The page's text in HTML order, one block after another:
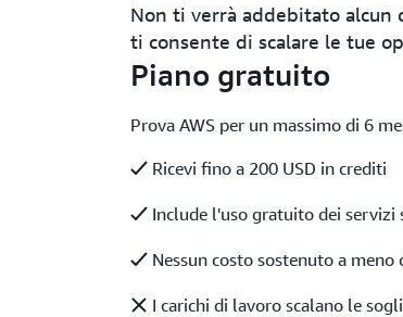
Non ti verrà addebitato alcun
ti consente di scalare le tue
Piano gratuito
Prova AWS per un massimo di 6
Ricevi fino a 200 USD in crediti
Include l'uso gratuito dei servizi
Nessun costo sostenuto a meno
I carichi di lavoro scalano le